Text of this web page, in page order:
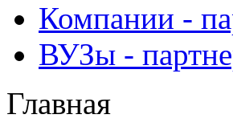
Компании -
ВУЗы -
Главная